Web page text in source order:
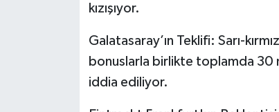
kızışıyor.
Galatasaray’ın Teklifi: Sarı-
bonuslarla birlikte toplamda 30
iddia ediliyor.
Resmi İlanlar
Savaştepe